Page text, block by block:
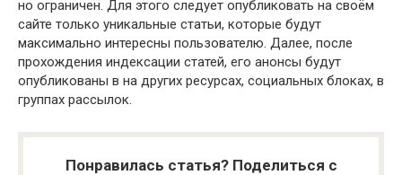
но ограничен. Для этого следует опубликовать на своём
сайте только уникальные статьи, которые будут
максимально интересны пользователю. Далее, после
прохождения индексации статей, его анонсы будут
опубликованы в на других ресурсах, социальных блоках, в
группах рассылок.
Понравилась статья? Поделиться с